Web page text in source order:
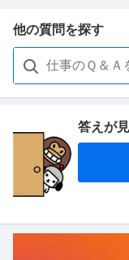
他の質問を探す
答えが